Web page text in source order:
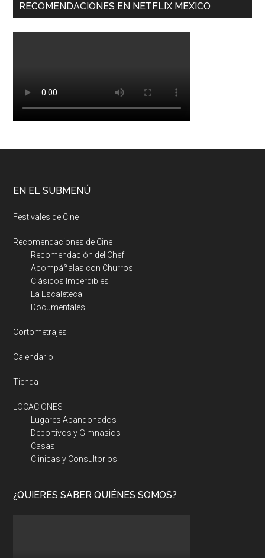
RECOMENDACIONES EN NETFLIX MEXICO
EN EL SUBMENÚ
Festivales de Cine
Recomendaciones de Cine
Recomendación del Chef
Acompáñalas con Churros
Clásicos Imperdibles
La Escaleteca
Documentales
Cortometrajes
Calendario
Tienda
LOCACIONES
Lugares Abandonados
Deportivos y Gimnasios
Casas
Clinicas y Consultorios
¿QUIERES SABER QUIÉNES SOMOS?